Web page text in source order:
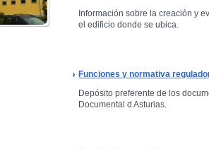
Información sobre la creación y
el edificio donde se ubica.
Funciones y normativa
Depósito preferente de los
Documental d Asturias.